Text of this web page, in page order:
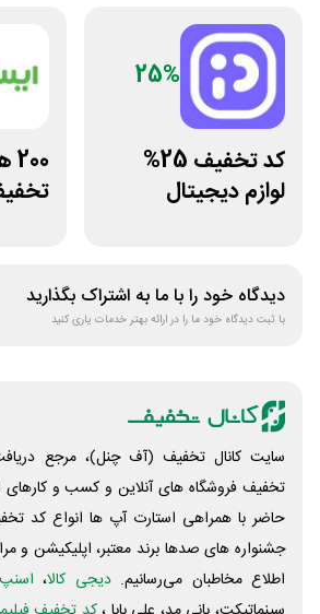
25%
کد تخفیف 25%
لوازم دیجیتال
دیدگاه خود را با ما به اشتراک بگذارید
با ثبت دیدگاه خود ما را در ارائه بهتر خدمات یاری کنید
سایت کانال تخفیف (آف چنل)، مرجع
تخفیف فروشگاه های آنلاین و کسب و‌ کارهای
حاضر با همراهی استارت آپ ها انواع کد
جشنواره های صدها برند معتبر، اپلیکیشن و
اطلاع مخاطبان می‌رسانیم. دیجی کالا،